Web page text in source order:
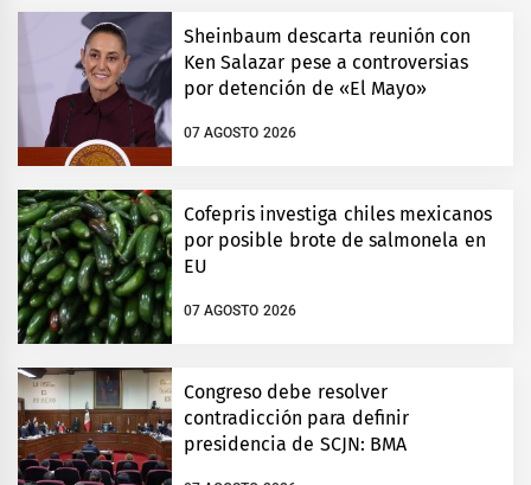
Sheinbaum descarta reunión con
Ken Salazar pese a controversias
por detención de «El Mayo»
07 AGOSTO 2026
Cofepris investiga chiles mexicanos
por posible brote de salmonela en
EU
07 AGOSTO 2026
Congreso debe resolver
contradicción para definir
presidencia de SCJN: BMA